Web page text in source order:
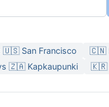
San Francisco
🇨🇳
🇿🇦 Kapkaupunki 🇰🇷